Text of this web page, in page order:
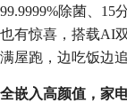
99.9999%除菌、
也有惊喜，搭载AI
满屋跑，边吃饭边
全嵌入高颜值，家